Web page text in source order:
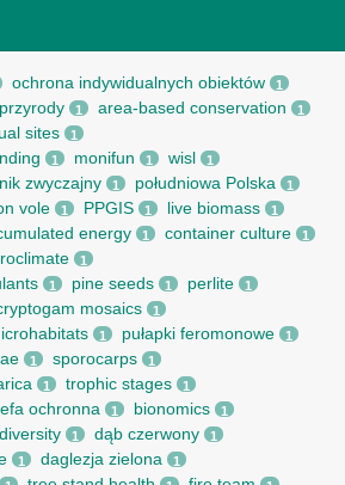
ochrona indywidualnych obiektów 1
1 area-based conservation 1
sites 1
1 monifun 1 wisl 1
zwyczajny 1 południowa Polska 1
vole 1 PPGIS 1 live biomass 1
energy 1 container culture 1
1
1 pine seeds 1 perlite 1
mosaics 1
1 pułapki feromonowe 1
1 sporocarps 1
1 trophic stages 1
ochronna 1 bionomics 1
1 dąb czerwony 1
1 daglezja zielona 1